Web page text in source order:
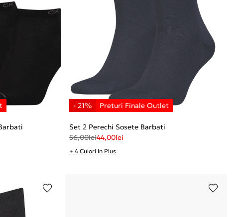
Set 2 Perechi Sosete Barbati
56,00lei44,00lei
+ 4 Culori In Plus